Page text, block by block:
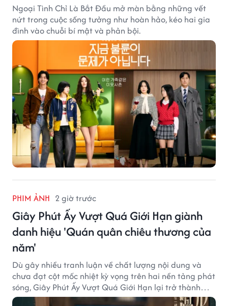
Ngoại Tình Chỉ Là Bắt Đầu mở màn bằng những vết
nứt trong cuộc sống tưởng như hoàn hảo, kéo hai gia
đình vào chuỗi bí mật và phản bội.
PHIM ẢNH 2 giờ trước
Giây Phút Ấy Vượt Quá Giới Hạn giành
danh hiệu 'Quán quân chiêu thương của
năm'
Dù gây nhiều tranh luận về chất lượng nội dung và
chưa đạt cột mốc nhiệt kỳ vọng trên hai nền tảng phát
sóng, Giây Phút Ấy Vượt Quá Giới Hạn lại trở thành
hiện tượng ở khía cạnh thương mại.